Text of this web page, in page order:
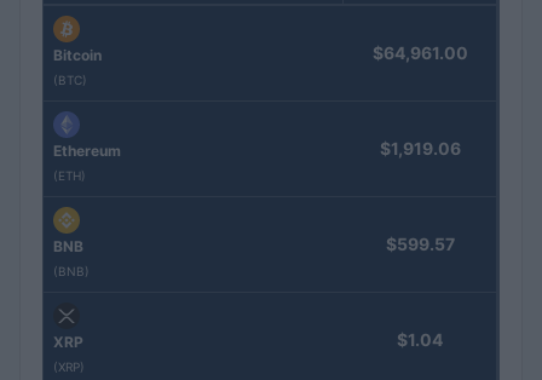
Bitcoin
(BTC)
$64,961.00
Ethereum
(ETH)
$1,919.06
BNB
(BNB)
$599.57
XRP
(XRP)
$1.04